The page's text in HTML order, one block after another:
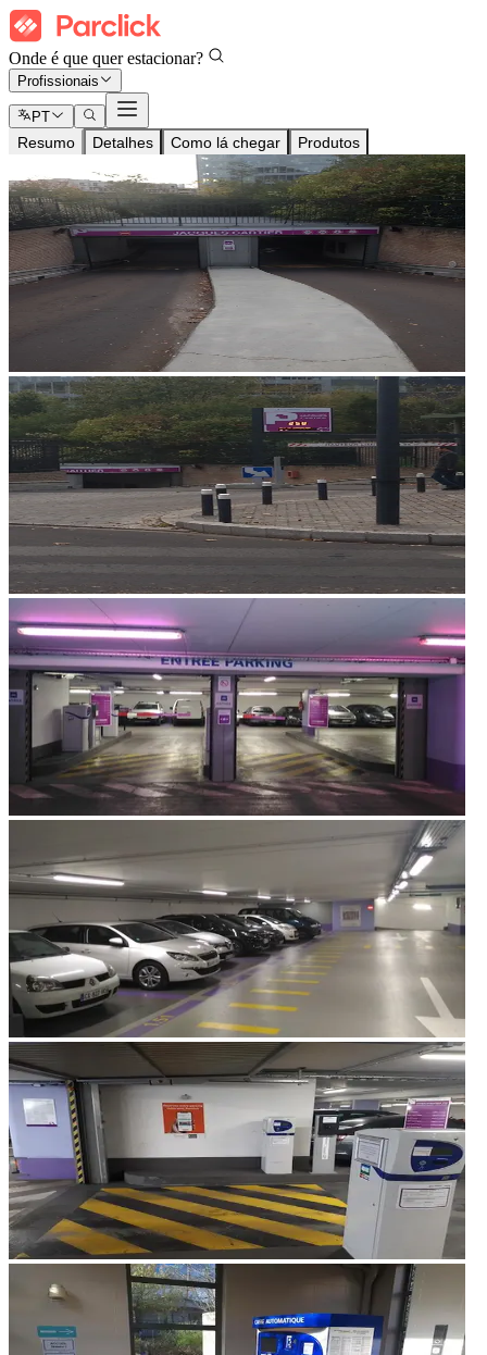
Onde é que quer estacionar?
Profissionais
PT
Resumo Detalhes Como lá chegar Produtos